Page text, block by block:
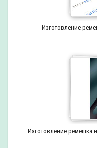
Изготовление
Изготовление ремешка